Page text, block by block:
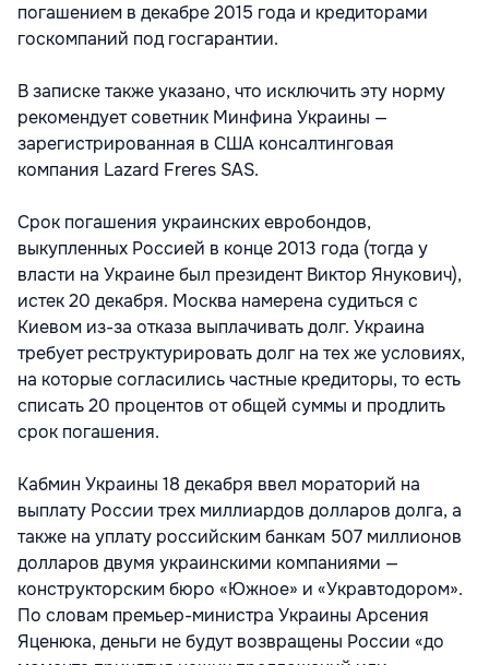
погашением в декабре 2015 года и кредиторами
госкомпаний под госгарантии.
В записке также указано, что исключить эту норму
рекомендует советник Минфина Украины —
зарегистрированная в США консалтинговая
компания Lazard Freres SAS.
Срок погашения украинских евробондов,
выкупленных Россией в конце 2013 года (тогда у
власти на Украине был президент Виктор Янукович),
истек 20 декабря. Москва намерена судиться с
Киевом из-за отказа выплачивать долг. Украина
требует реструктурировать долг на тех же условиях,
на которые согласились частные кредиторы, то есть
списать 20 процентов от общей суммы и продлить
срок погашения.
Кабмин Украины 18 декабря ввел мораторий на
выплату России трех миллиардов долларов долга, а
также на уплату российским банкам 507 миллионов
долларов двумя украинскими компаниями —
конструкторским бюро «Южное» и «Укравтодором».
По словам премьер-министра Украины Арсения
Яценюка, деньги не будут возвращены России «до